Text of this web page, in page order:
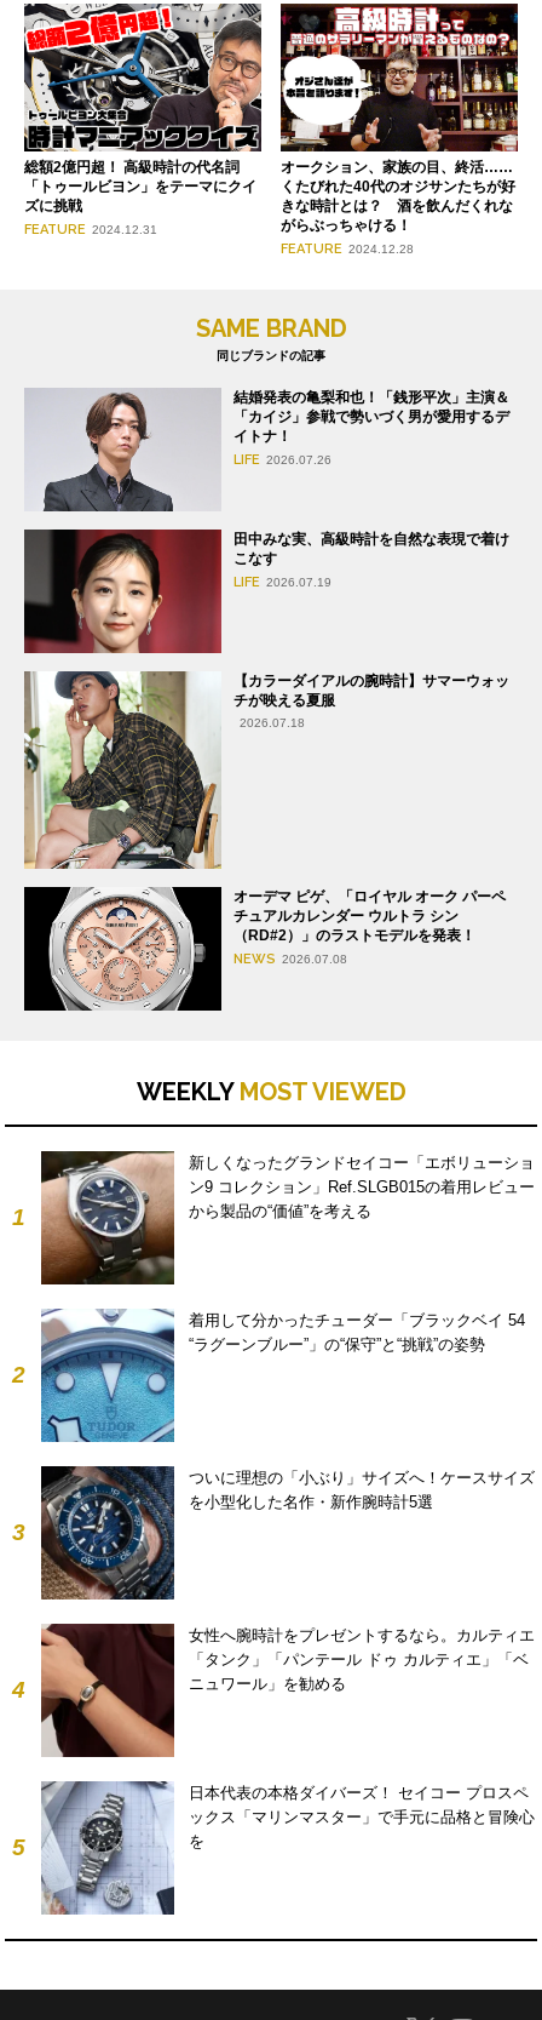
総額2億円超！ 高級時計の代名詞
「トゥールビヨン」をテーマにクイ
ズに挑戦
FEATURE 2024.12.31
オークション、家族の目、終活……
くたびれた40代のオジサンたちが好
きな時計とは？ 酒を飲んだくれな
がらぶっちゃける！
FEATURE 2024.12.28
SAME BRAND
同じブランドの記事
結婚発表の亀梨和也！「銭形平次」主演＆
「カイジ」参戦で勢いづく男が愛用するデ
イトナ！
LIFE 2026.07.26
田中みな実、高級時計を自然な表現で着け
こなす
LIFE 2026.07.19
【カラーダイアルの腕時計】サマーウォッ
チが映える夏服
2026.07.18
オーデマ ピゲ、「ロイヤル オーク パーペ
チュアルカレンダー ウルトラ シン
（RD#2）」のラストモデルを発表！
NEWS 2026.07.08
WEEKLY MOST VIEWED
1
新しくなったグランドセイコー「エボリューショ
ン9 コレクション」Ref.SLGB015の着用レビュー
から製品の“価値”を考える
2
着用して分かったチューダー「ブラックベイ 54
“ラグーンブルー”」の“保守”と“挑戦”の姿勢
3
ついに理想の「小ぶり」サイズへ！ケースサイズ
を小型化した名作・新作腕時計5選
4
女性へ腕時計をプレゼントするなら。カルティエ
「タンク」「パンテール ドゥ カルティエ」「ベ
ニュワール」を勧める
5
日本代表の本格ダイバーズ！ セイコー プロスペ
ックス「マリンマスター」で手元に品格と冒険心
を